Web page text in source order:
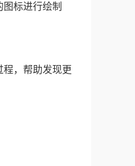
标进行绘制
，帮助发现更